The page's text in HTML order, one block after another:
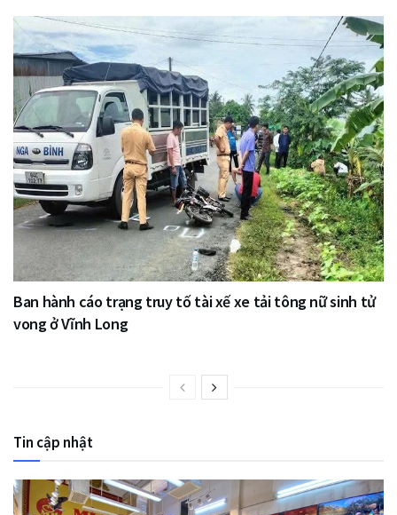
Ban hành cáo trạng truy tố tài xế xe tải tông nữ sinh tử
vong ở Vĩnh Long
Tin cập nhật